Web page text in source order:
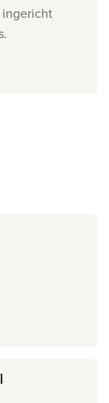
ingericht